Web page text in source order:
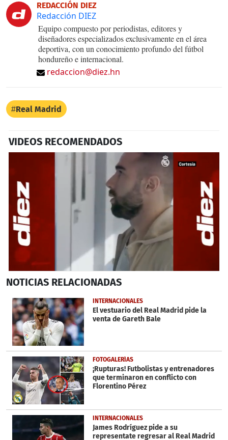
REDACCIÓN DIEZ
Redacción DIEZ
Equipo compuesto por periodistas, editores y
diseñadores especializados exclusivamente en el área
deportiva, con un conocimiento profundo del fútbol
hondureño e internacional.
redaccion@diez.hn
Real Madrid
VIDEOS RECOMENDADOS
seconds
1
minute,
0
NOTICIAS RELACIONADAS
INTERNACIONALES
El vestuario del Real Madrid pide la
venta de Gareth Bale
FOTOGALERÍAS
¡Rupturas! Futbolistas y entrenadores
que terminaron en conflicto con
Florentino Pérez
INTERNACIONALES
James Rodríguez pide a su
representate regresar al Real Madrid